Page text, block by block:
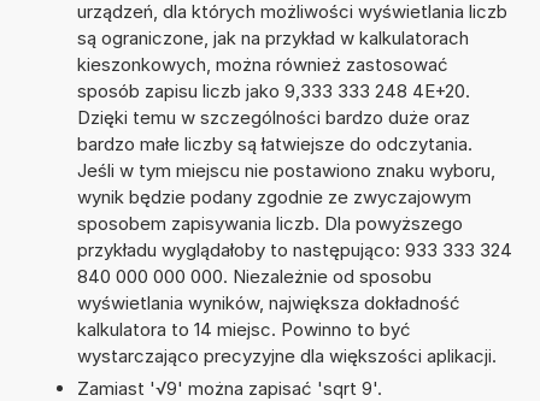
urządzeń, dla których możliwości wyświetlania liczb
są ograniczone, jak na przykład w kalkulatorach
kieszonkowych, można również zastosować
sposób zapisu liczb jako 9,333 333 248 4E+20.
Dzięki temu w szczególności bardzo duże oraz
bardzo małe liczby są łatwiejsze do odczytania.
Jeśli w tym miejscu nie postawiono znaku wyboru,
wynik będzie podany zgodnie ze zwyczajowym
sposobem zapisywania liczb. Dla powyższego
przykładu wyglądałoby to następująco: 933 333 324
840 000 000 000. Niezależnie od sposobu
wyświetlania wyników, największa dokładność
kalkulatora to 14 miejsc. Powinno to być
wystarczająco precyzyjne dla większości aplikacji.
Zamiast '√9' można zapisać 'sqrt 9'.